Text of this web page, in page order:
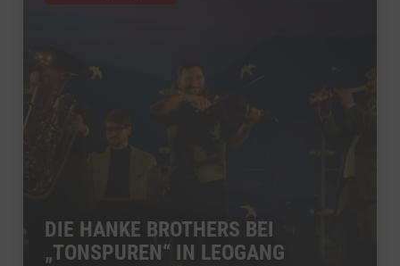
DIE HANKE BROTHERS BEI
„TONSPUREN“ IN LEOGANG